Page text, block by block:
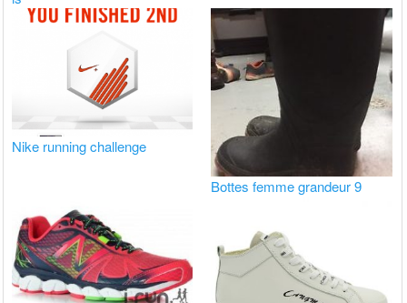
Nike running challenge
Bottes femme grandeur 9